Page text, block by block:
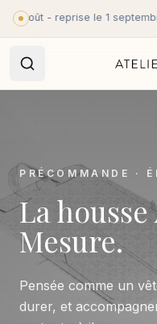
Aller au contenu principal
- reprise le 1 septembre.
PRÉCOMMANDE ·
La
Mesure.
Pensée comme un
durer, et